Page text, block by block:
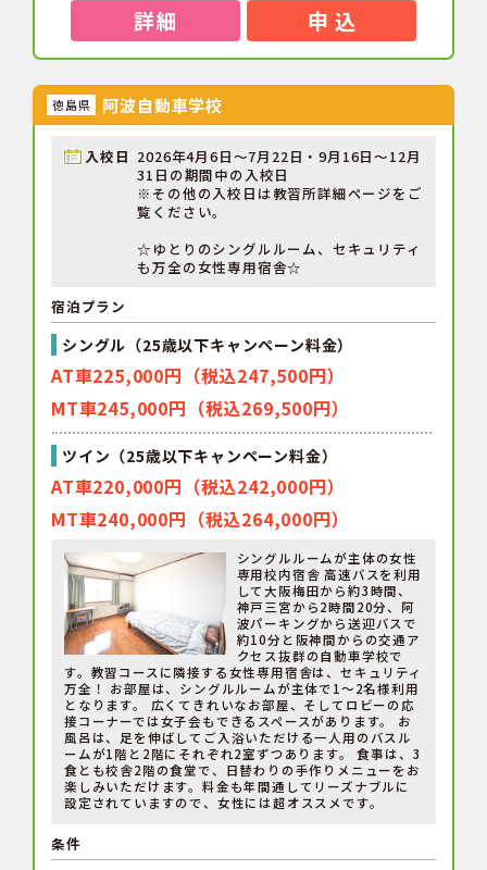
詳細 申 込
徳島県 阿波自動車学校
入校日 2026年4月6日～7月22日・9月16日～12月
31日の期間中の入校日
※その他の入校日は教習所詳細ページをご
覧ください。
☆ゆとりのシングルルーム、セキュリティ
も万全の女性専用宿舎☆
宿泊プラン
シングル（25歳以下キャンペーン料金）
AT車225,000円（税込247,500円）
MT車245,000円（税込269,500円）
ツイン（25歳以下キャンペーン料金）
AT車220,000円（税込242,000円）
MT車240,000円（税込264,000円）
シングルルームが主体の女性
専用校内宿舎 高速バスを利用
して大阪梅田から約3時間、
神戸三宮から2時間20分、阿
波パーキングから送迎バスで
約10分と阪神間からの交通ア
クセス抜群の自動車学校で
す。教習コースに隣接する女性専用宿舎は、セキュリティ
万全！ お部屋は、シングルルームが主体で1～2名様利用
となります。 広くてきれいなお部屋、そしてロビーの応
接コーナーでは女子会もできるスペースがあります。 お
風呂は、足を伸ばしてご入浴いただける一人用のバスル
ームが1階と2階にそれぞれ2室ずつあります。 食事は、3
食とも校舎2階の食堂で、日替わりの手作りメニューをお
楽しみいただけます。料金も年間通してリーズナブルに
設定されていますので、女性には超オススメです。
条件